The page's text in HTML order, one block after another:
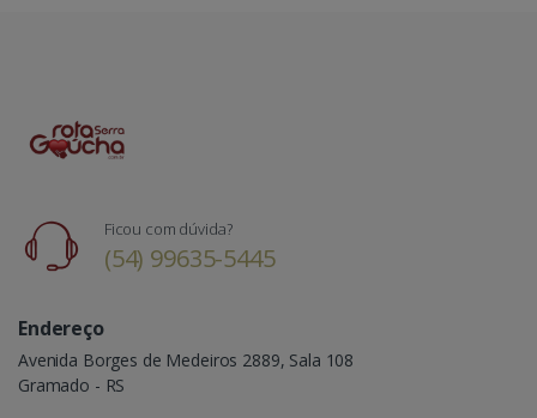
Ficou com dúvida?
(54) 99635-5445
Endereço
Avenida Borges de Medeiros 2889, Sala 108
Gramado - RS